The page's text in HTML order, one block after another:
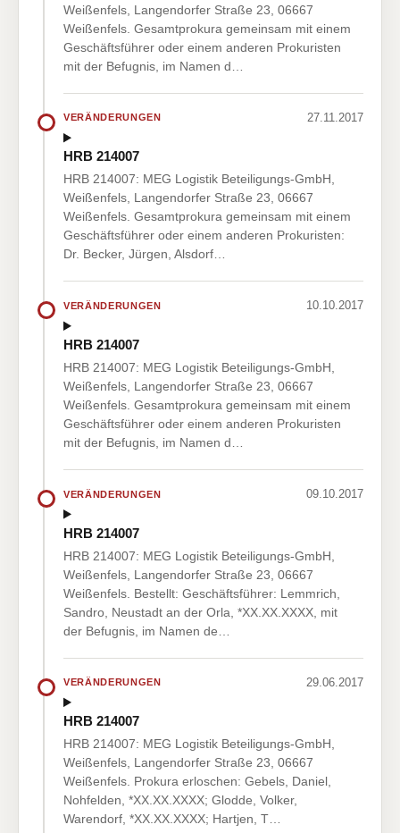
Weißenfels, Langendorfer Straße 23, 06667
Weißenfels. Gesamtprokura gemeinsam mit einem
Geschäftsführer oder einem anderen Prokuristen
mit der Befugnis, im Namen d…
VERÄNDERUNGEN 27.11.2017
HRB 214007
HRB 214007: MEG Logistik Beteiligungs-GmbH,
Weißenfels, Langendorfer Straße 23, 06667
Weißenfels. Gesamtprokura gemeinsam mit einem
Geschäftsführer oder einem anderen Prokuristen:
Dr. Becker, Jürgen, Alsdorf…
VERÄNDERUNGEN 10.10.2017
HRB 214007
HRB 214007: MEG Logistik Beteiligungs-GmbH,
Weißenfels, Langendorfer Straße 23, 06667
Weißenfels. Gesamtprokura gemeinsam mit einem
Geschäftsführer oder einem anderen Prokuristen
mit der Befugnis, im Namen d…
VERÄNDERUNGEN 09.10.2017
HRB 214007
HRB 214007: MEG Logistik Beteiligungs-GmbH,
Weißenfels, Langendorfer Straße 23, 06667
Weißenfels. Bestellt: Geschäftsführer: Lemmrich,
Sandro, Neustadt an der Orla, *XX.XX.XXXX, mit
der Befugnis, im Namen de…
VERÄNDERUNGEN 29.06.2017
HRB 214007
HRB 214007: MEG Logistik Beteiligungs-GmbH,
Weißenfels, Langendorfer Straße 23, 06667
Weißenfels. Prokura erloschen: Gebels, Daniel,
Nohfelden, *XX.XX.XXXX; Glodde, Volker,
Warendorf, *XX.XX.XXXX; Hartjen, T…